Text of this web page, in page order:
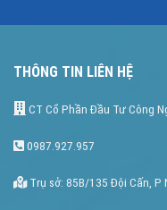
THÔNG TIN LIÊN HỆ
CT Cổ Phần Đầu Tư Công
0987.927.957
Trụ sở: 85B/135 Đội Cấn, P